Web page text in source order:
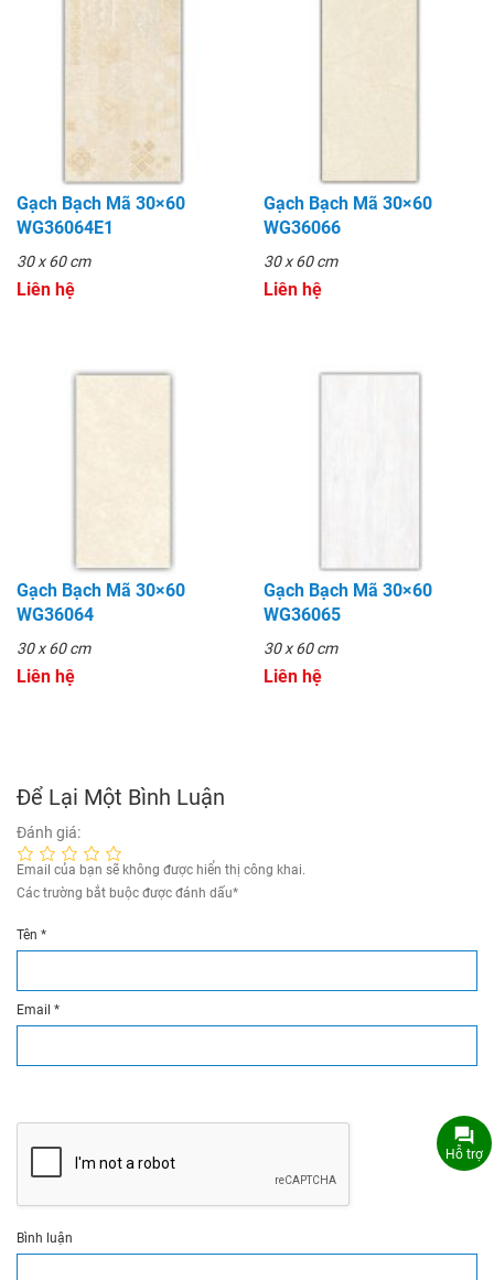
Gạch Bạch Mã 30×60
WG36064E1
30 x 60 cm
Liên hệ
Gạch Bạch Mã 30×60
WG36066
30 x 60 cm
Liên hệ
Gạch Bạch Mã 30×60
WG36064
30 x 60 cm
Liên hệ
Gạch Bạch Mã 30×60
WG36065
30 x 60 cm
Liên hệ
Để Lại Một Bình Luận
Đánh giá:
Email của bạn sẽ không được hiển thị công khai.
Các trường bắt buộc được đánh dấu*
Tên *
Email *
Bình luận
Hỗ trợ